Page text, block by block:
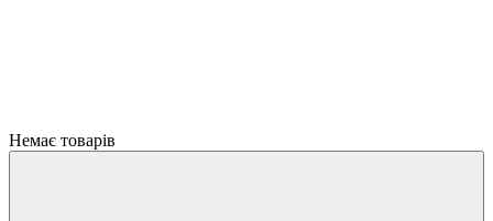
Немає товарів